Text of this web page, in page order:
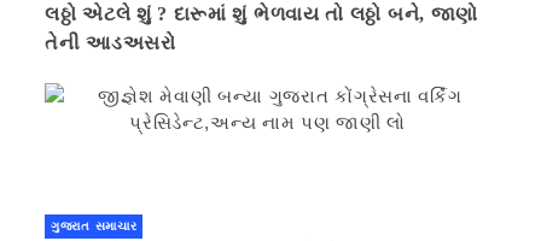
લઠ્ઠો એટલે શું ? દારૂમાં શું ભેળવાય તો લઠ્ઠો બને, જાણો
તેની આડઅસરો
ગુજરાત સમાચાર